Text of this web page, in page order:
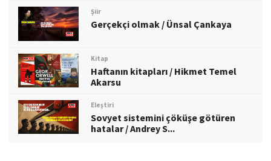
Şiir
Gerçekçi olmak / Ünsal Çankaya
Kitap
Haftanın kitapları / Hikmet Temel
Akarsu
Eleştiri
Sovyet sistemini çöküşe götüren
hatalar / Andrey S...